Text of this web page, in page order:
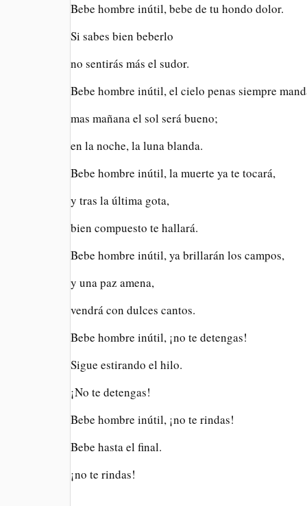
Bebe hombre inútil, bebe de tu hondo dolor.
Si sabes bien beberlo
no sentirás más el sudor.
Bebe hombre inútil, el cielo penas siempre
mas mañana el sol será bueno;
en la noche, la luna blanda.
Bebe hombre inútil, la muerte ya te tocará,
y tras la última gota,
bien compuesto te hallará.
Bebe hombre inútil, ya brillarán los campos,
y una paz amena,
vendrá con dulces cantos.
Bebe hombre inútil, ¡no te detengas!
Sigue estirando el hilo.
¡No te detengas!
Bebe hombre inútil, ¡no te rindas!
Bebe hasta el final.
¡no te rindas!